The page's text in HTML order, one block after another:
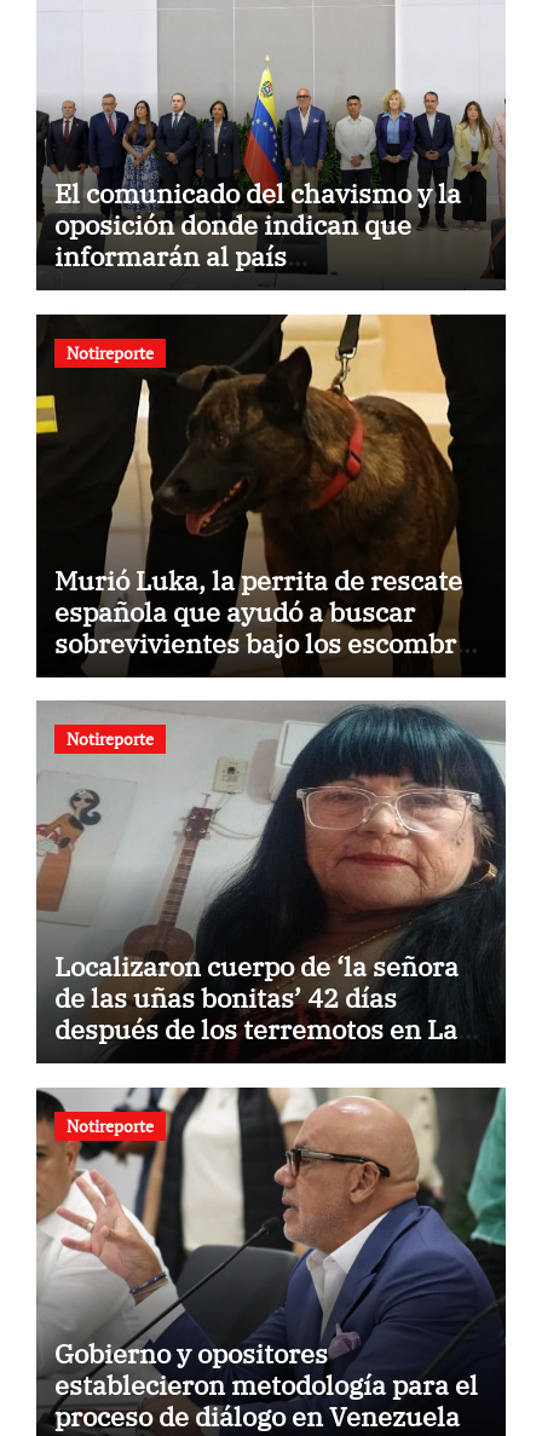
El comunicado del chavismo y la
oposición donde indican que
informarán al país
oportunamente sobre los avances
alcanzado
Notireporte
Murió Luka, la perrita de rescate
española que ayudó a buscar
sobrevivientes bajo los escombros
tras los terremotos
Notireporte
Localizaron cuerpo de ‘la señora
de las uñas bonitas’ 42 días
después de los terremotos en La
Guaira
Notireporte
Gobierno y opositores
establecieron metodología para el
proceso de diálogo en Venezuela